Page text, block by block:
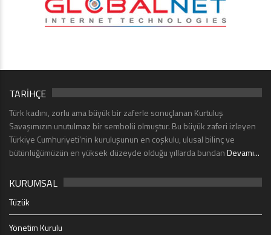
TARİHÇE
Türk kadını, zorlu ama büyük bir zaferle sonuçlanan Kurtuluş
Savaşımızın unutulmaz bir sembolü olmuştur. Bu büyük zaferi izleyen
Türkiye Cumhuriyeti’nin kuruluşunun en coşkulu, ulusal bilinç ve
bütünlüğümüzün en yüksek düzeyde olduğu yıllarda bundanDevamı...
KURUMSAL
Tüzük
Yönetim Kurulu